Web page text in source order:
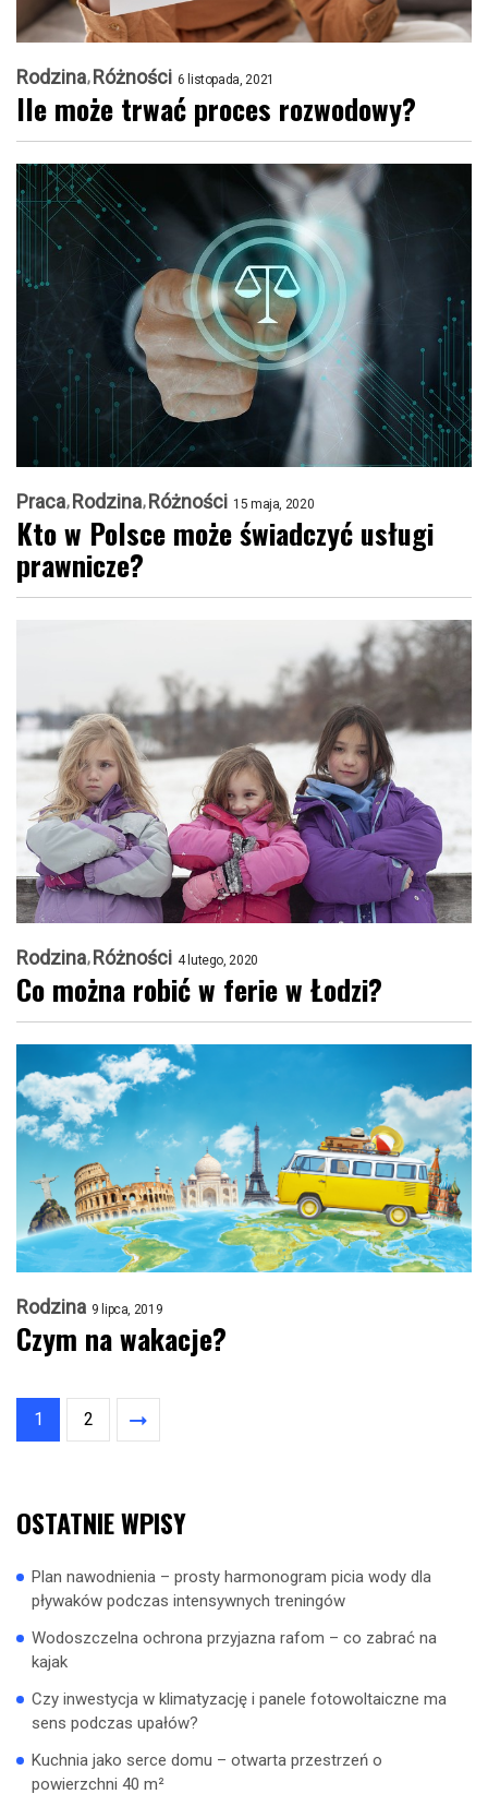
Rodzina Różności 6 listopada, 2021
Ile może trwać proces rozwodowy?
Praca Rodzina Różności 15 maja, 2020
Kto w Polsce może świadczyć usługi
prawnicze?
Rodzina Różności 4 lutego, 2020
Co można robić w ferie w Łodzi?
Rodzina 9 lipca, 2019
Czym na wakacje?
1 2
OSTATNIE WPISY
Plan nawodnienia – prosty harmonogram picia wody dla
pływaków podczas intensywnych treningów
Wodoszczelna ochrona przyjazna rafom – co zabrać na
kajak
Czy inwestycja w klimatyzację i panele fotowoltaiczne ma
sens podczas upałów?
Kuchnia jako serce domu – otwarta przestrzeń o
powierzchni 40 m²